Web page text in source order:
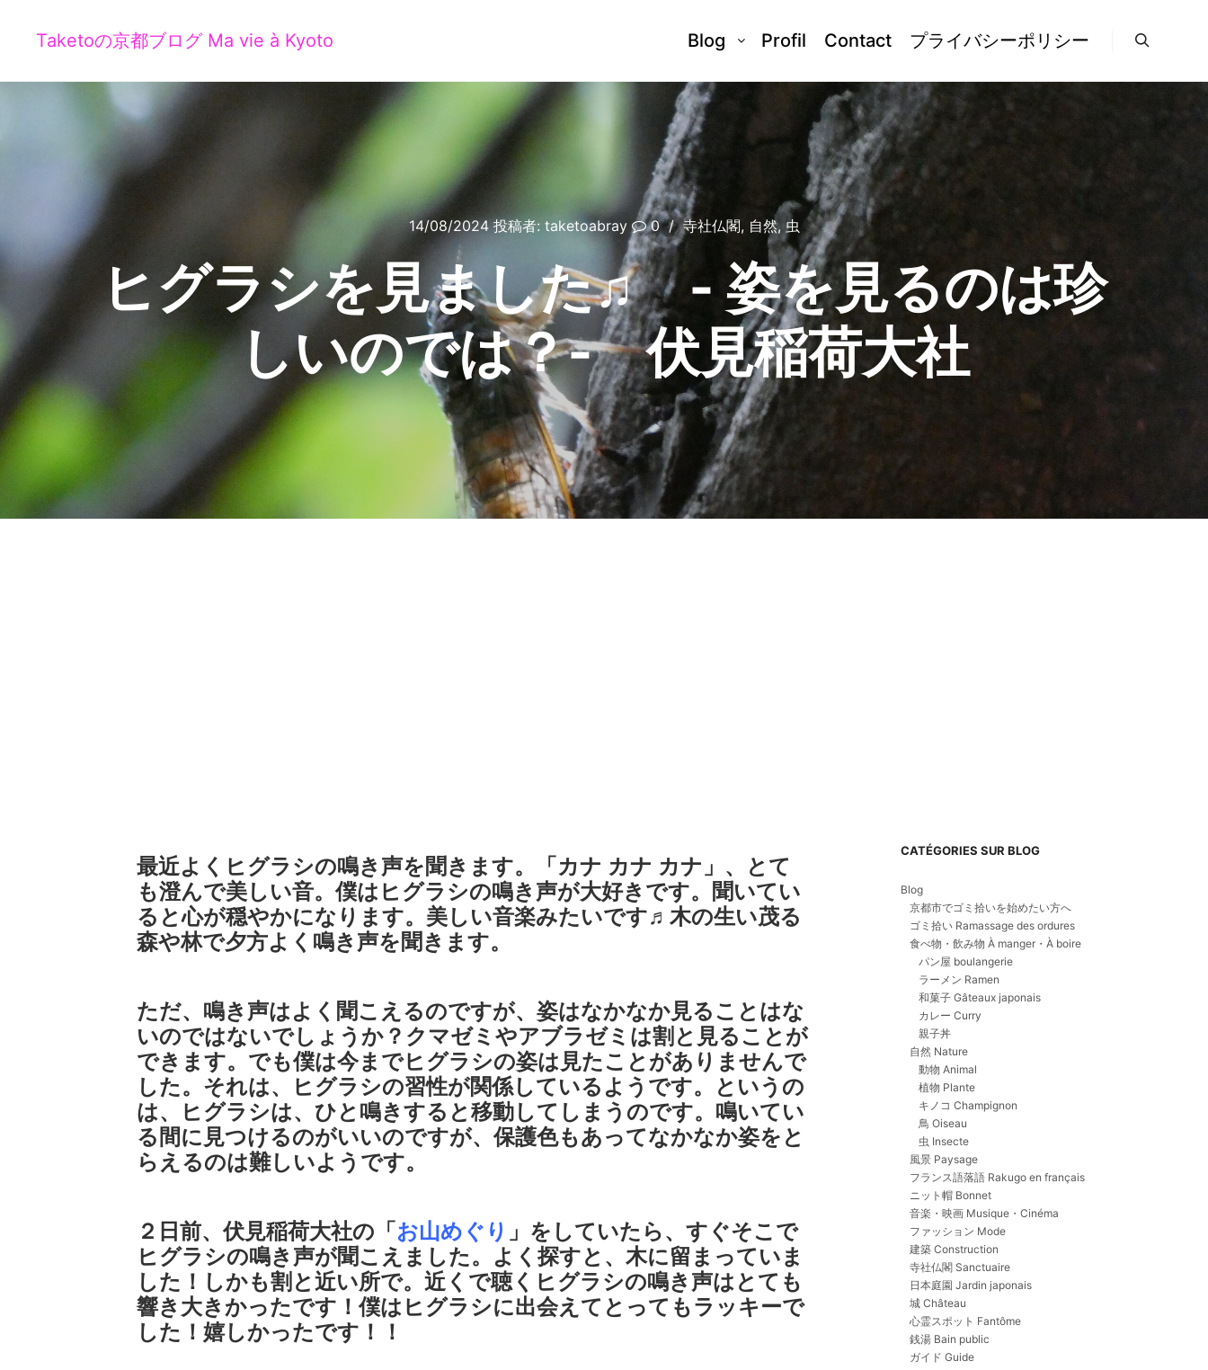
Taketoの京都ブログ Ma vie à Kyoto Blog Profil Contact プライバシーポリシー
14/08/2024投稿者: taketoabray 0 寺社仏閣, 自然, 虫
ヒグラシを見ました♫ ‐ 姿を見るのは珍
しいのでは？‐ 伏見稲荷大社
最近よくヒグラシの鳴き声を聞きます。「カナ カナ カナ」、とて
も澄んで美しい音。僕はヒグラシの鳴き声が大好きです。聞いてい
ると心が穏やかになります。美しい音楽みたいです♬木の生い茂る
森や林で夕方よく鳴き声を聞きます。
ただ、鳴き声はよく聞こえるのですが、姿はなかなか見ることはな
いのではないでしょうか？クマゼミやアブラゼミは割と見ることが
できます。でも僕は今までヒグラシの姿は見たことがありませんで
した。それは、ヒグラシの習性が関係しているようです。というの
は、ヒグラシは、ひと鳴きすると移動してしまうのです。鳴いてい
る間に見つけるのがいいのですが、保護色もあってなかなか姿をと
らえるのは難しいようです。
２日前、伏見稲荷大社の「お山めぐり 」をしていたら、すぐそこで
ヒグラシの鳴き声が聞こえました。よく探すと、木に留まっていま
した！しかも割と近い所で。近くで聴くヒグラシの鳴き声はとても
響き大きかったです！僕はヒグラシに出会えてとってもラッキーで
した！嬉しかったです！！
CATÉGORIES SUR BLOG
Blog
京都市でゴミ拾いを始めたい方へ
ゴミ拾い Ramassage des ordures
食べ物・飲み物 À manger・À boire
パン屋 boulangerie
ラーメン Ramen
和菓子 Gâteaux japonais
カレー Curry
親子丼
自然 Nature
動物 Animal
植物 Plante
キノコ Champignon
鳥 Oiseau
虫 Insecte
風景 Paysage
フランス語落語 Rakugo en français
ニット帽 Bonnet
音楽・映画 Musique・Cinéma
ファッション Mode
建築 Construction
寺社仏閣 Sanctuaire
日本庭園 Jardin japonais
城 Château
心霊スポット Fantôme
銭湯 Bain public
ガイド Guide